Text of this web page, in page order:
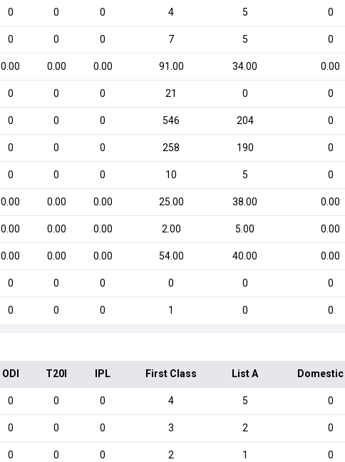
0 0 0 4 5 0
0 0 0 7 5 0
0.00 0.00 0.00 91.00 34.00 0.00
0 0 0 21 0 0
0 0 0 546 204 0
0 0 0 258 190 0
0 0 0 10 5 0
0.00 0.00 0.00 25.00 38.00 0.00
0.00 0.00 0.00 2.00 5.00 0.00
0.00 0.00 0.00 54.00 40.00 0.00
0 0 0 0 0 0
0 0 0 1 0 0
ODI T20I IPL First Class List A
0 0 0 4 5 0
0 0 0 3 2 0
0 0 0 2 1 0